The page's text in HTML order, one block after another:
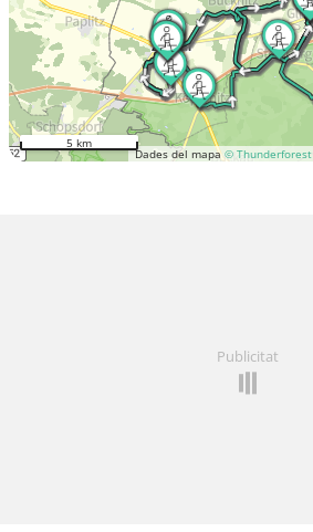
Dades del mapa © Thunderforest
5 km
Publicitat